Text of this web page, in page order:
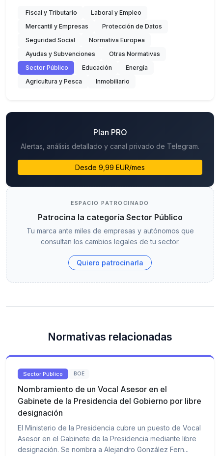
Fiscal y Tributario
Laboral y Empleo
Mercantil y Empresas
Protección de Datos
Seguridad Social
Normativa Europea
Ayudas y Subvenciones
Otras Normativas
Sector Público
Educación
Energía
Agricultura y Pesca
Inmobiliario
Plan PRO
Alertas, análisis detallado y canal privado de Telegram.
Desde 9,99 EUR/mes
ESPACIO PATROCINADO
Patrocina la categoría Sector Público
Tu marca ante miles de empresas y autónomos que
consultan los cambios legales de tu sector.
Quiero patrocinarla
Normativas relacionadas
Sector Público BOE
Nombramiento de un Vocal Asesor en el
Gabinete de la Presidencia del Gobierno por libre
designación
El Ministerio de la Presidencia cubre un puesto de Vocal
Asesor en el Gabinete de la Presidencia mediante libre
designación. Se nombra a Alejandro González Fern...